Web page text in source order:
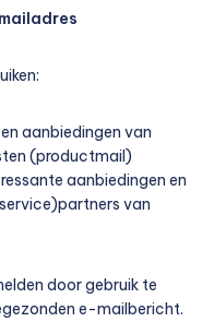
aanbiedingen van
(productmail)
aanbiedingen en
van
door gebruik te
e-mailbericht.